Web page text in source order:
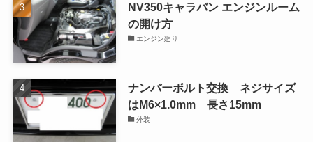
NV350キャラバン エンジンルーム
の開け方
エンジン廻り
ナンバーボルト交換 ネジサイズ
はM6×1.0mm 長さ15mm
外装